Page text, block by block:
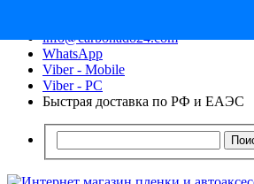
info@carbonado24.com
WhatsApp
Viber - Mobile
Viber - PC
Быстрая доставка по РФ и ЕАЭС